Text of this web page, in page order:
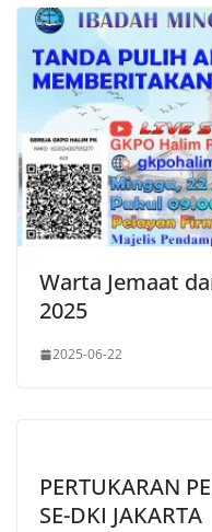
Warta Jemaat
2025
2025-06-22
PERTUKARAN
SE-DKI JAKARTA